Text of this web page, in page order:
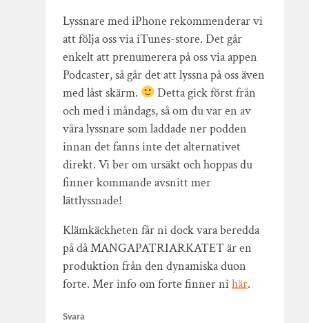
Lyssnare med iPhone rekommenderar vi
att följa oss via iTunes-store. Det går
enkelt att prenumerera på oss via appen
Podcaster, så går det att lyssna på oss även
med låst skärm.
Detta gick först från
och med i måndags, så om du var en av
våra lyssnare som laddade ner podden
innan det fanns inte det alternativet
direkt. Vi ber om ursäkt och hoppas du
finner kommande avsnitt mer
lättlyssnade!
Klämkäckheten får ni dock vara beredda
på då MANGAPATRIARKATET är en
produktion från den dynamiska duon
forte. Mer info om forte finner nihär.
Svara